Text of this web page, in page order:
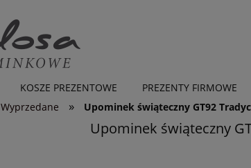
KOSZE PREZENTOWE PREZENTY FIRMOWE
Wyprzedane » Upominek świąteczny GT92
Upominek świąteczny